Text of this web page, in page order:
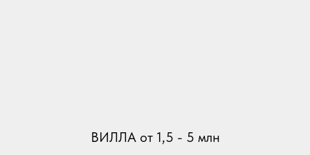
ВИЛЛА от 1,5 - 5 млн